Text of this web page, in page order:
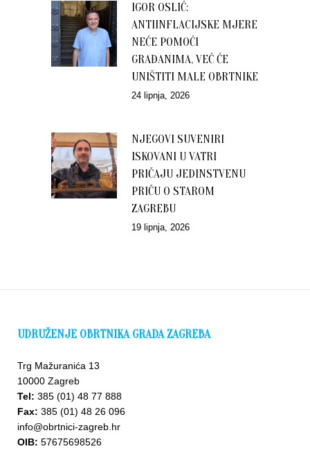
IGOR OSLIĆ:
ANTIINFLACIJSKE MJERE
NEĆE POMOĆI
GRAĐANIMA, VEĆ ĆE
UNIŠTITI MALE OBRTNIKE
24 lipnja, 2026
NJEGOVI SUVENIRI
ISKOVANI U VATRI
PRIČAJU JEDINSTVENU
PRIČU O STAROM
ZAGREBU
19 lipnja, 2026
UDRUŽENJE OBRTNIKA GRADA ZAGREBA
Trg Mažuranića 13
10000 Zagreb
Tel: 385 (01) 48 77 888
Fax: 385 (01) 48 26 096
info@obrtnici-zagreb.hr
OIB: 57675698526